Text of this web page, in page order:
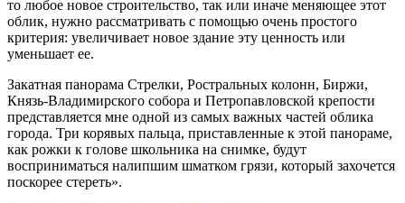
то любое новое строительство, так или иначе меняющее этот
облик, нужно рассматривать с помощью очень простого
критерия: увеличивает новое здание эту ценность или
уменьшает ее.
Закатная панорама Стрелки, Ростральных колонн, Биржи,
Князь-Владимирского собора и Петропавловской крепости
представляется мне одной из самых важных частей облика
города. Три корявых пальца, приставленные к этой панораме,
как рожки к голове школьника на снимке, будут
восприниматься налипшим шматком грязи, который захочется
поскорее стереть».